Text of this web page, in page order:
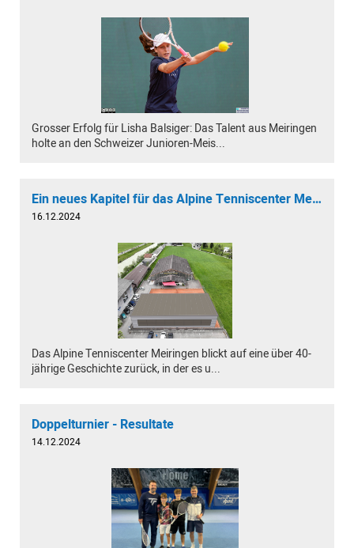
Grosser Erfolg für Lisha Balsiger: Das Talent aus Meiringen
holte an den Schweizer Junioren-Meis...
Ein neues Kapitel für das Alpine Tenniscenter Meiringen?
16.12.2024
Das Alpine Tenniscenter Meiringen blickt auf eine über 40-
jährige Geschichte zurück, in der es u...
Doppelturnier - Resultate
14.12.2024